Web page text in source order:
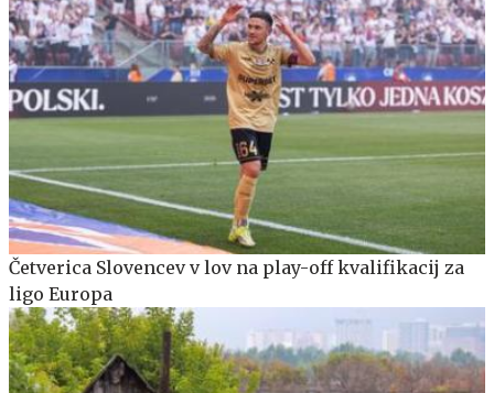
Četverica Slovencev v lov na play-off kvalifikacij za
ligo Europa